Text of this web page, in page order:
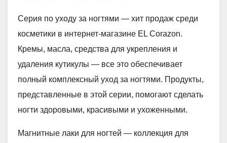
Серия по уходу за ногтями — хит продаж среди
косметики в интернет-магазине EL Corazon.
Кремы, масла, средства для укрепления и
удаления кутикулы — все это обеспечивает
полный комплексный уход за ногтями. Продукты,
представленные в этой серии, помогают сделать
ногти здоровыми, красивыми и ухоженными.
Магнитные лаки для ногтей — коллекция для